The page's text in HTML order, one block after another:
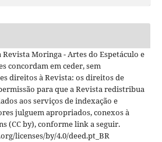
Moringa - Artes do Espetáculo e
concordam em ceder, sem
direitos à Revista: os direitos de
para que a Revista redistribua
aos serviços de indexação e
julguem apropriados, conexos à
(CC by), conforme link a seguir.
licenses/by/4.0/deed.pt_BR